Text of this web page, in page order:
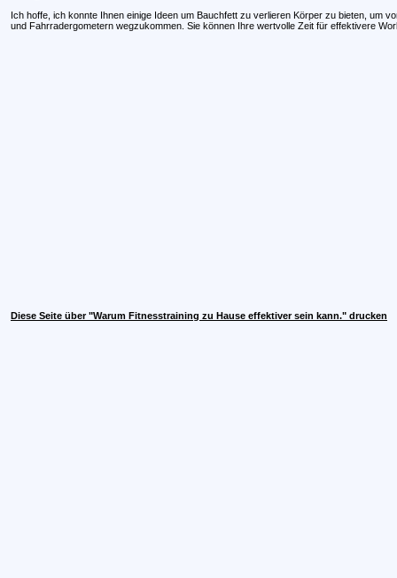
Ich hoffe, ich konnte Ihnen einige Ideen um Bauchfett zu verlieren Körper zu bieten, um
und Fahrradergometern wegzukommen. Sie können Ihre wertvolle Zeit für effektivere
Diese Seite über "Warum Fitnesstraining zu Hause effektiver sein kann." drucken